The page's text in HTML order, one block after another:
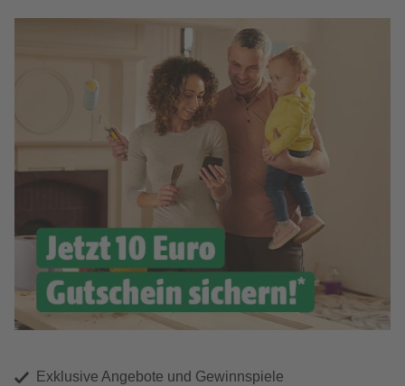
Exklusive Angebote und Gewinnspiele